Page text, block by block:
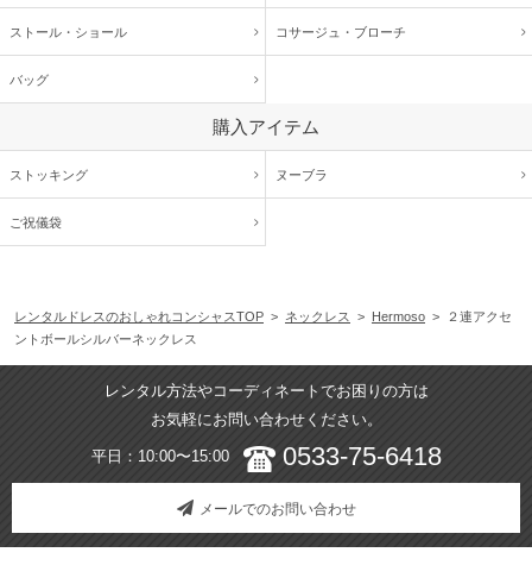
ストール・ショール コサージュ・ ブローチ
バッグ
購入アイテム
ストッキング ヌーブラ
ご祝儀袋
レンタルドレスのおしゃれコンシャスTOP > ネックレス > Hermoso > ２連アクセ
ントボールシルバーネックレス
レンタル方法やコーディネートでお困りの方は
お気軽にお問い合わせください。
平日：10:00〜15:00 0533-75-6418
メールでのお問い合わせ